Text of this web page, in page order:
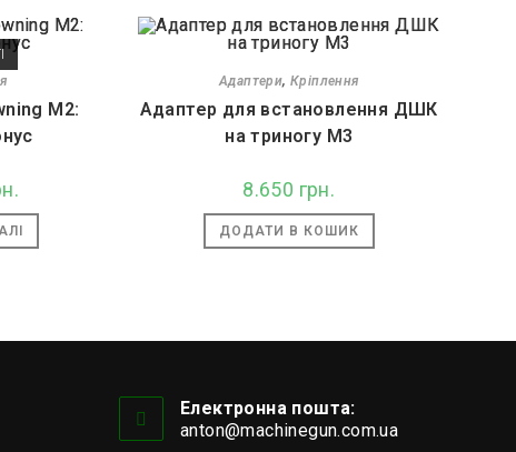
M2:
Адаптери, Кріплення
Адаптер для встановлення ДШК
на триногу M3
8.650 грн.
ДОДАТИ В КОШИК
Електронна пошта:
anton@machinegun.com.uaВідкриється